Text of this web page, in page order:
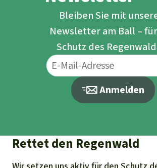
Bleiben Sie mit
Newsletter am Ball –
Schutz des
Anmelden
Rettet den Regenwald